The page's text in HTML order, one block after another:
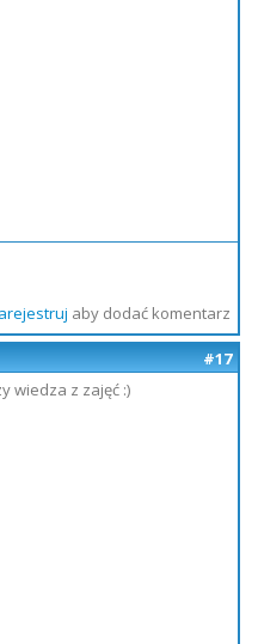
aby dodać komentarz
#17
wiedza z zajęć :)